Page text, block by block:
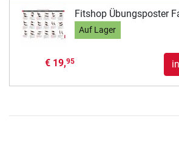
Fitshop Übungsposter
Auf Lager
€ 19,95